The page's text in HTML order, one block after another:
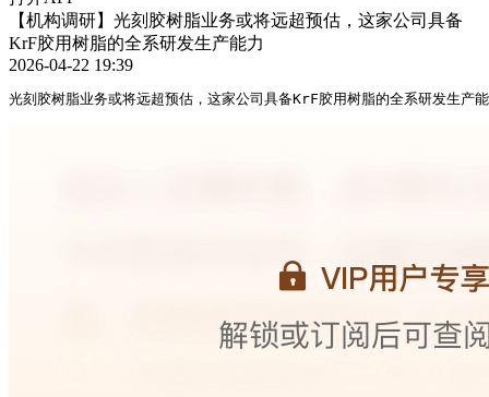
【机构调研】光刻胶树脂业务或将远超预估，这家公司具备
KrF胶用树脂的全系研发生产能力
2026-04-22 19:39
光刻胶树脂业务或将远超预估，这家公司具备KrF胶用树脂的全系研发生产